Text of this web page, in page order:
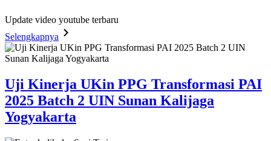
Update video youtube terbaru
Selengkapnya
Uji Kinerja UKin PPG Transformasi PAI
2025 Batch 2 UIN Sunan Kalijaga
Yogyakarta